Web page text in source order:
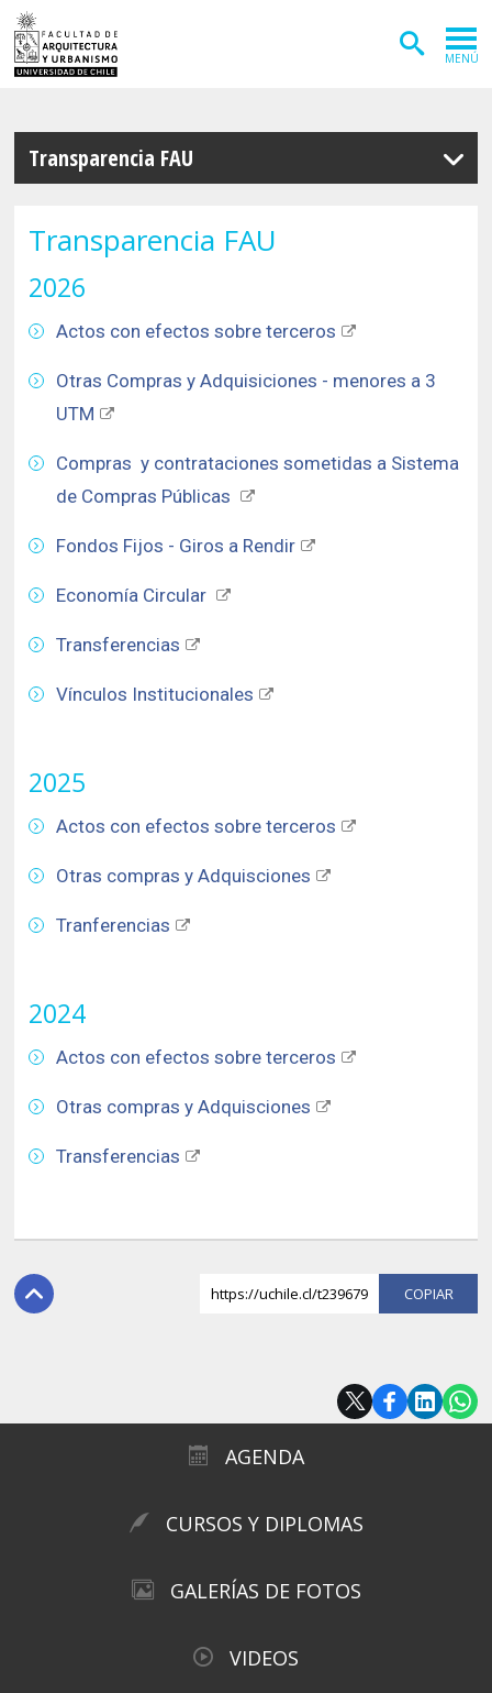
MENÚ
Geografía
Vivienda
Historia y Patrimonio
FACULTAD
Estudiantes
Académicos
Transparencia FAU
Transparencia FAU
2026
Actos con efectos sobre terceros
Otras Compras y Adquisiciones - menores a 3
UTM
Compras y contrataciones sometidas a Sistema
de Compras Públicas
Fondos Fijos - Giros a Rendir
Economía Circular
Transferencias
Vínculos Institucionales
2025
Actos con efectos sobre terceros
Otras compras y Adquisciones
Tranferencias
2024
Actos con efectos sobre terceros
Otras compras y Adquisciones
Transferencias
https://uchile.cl/t239679
AGENDA
CURSOS Y DIPLOMAS
GALERÍAS DE FOTOS
VIDEOS